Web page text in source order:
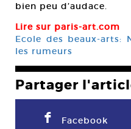
bien peu d’audace.
Lire sur paris-art.com
Ecole des beaux-arts:
les rumeurs
Partager
F Facebook